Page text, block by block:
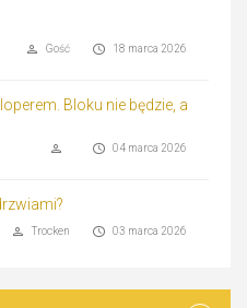
18 marca 2026
Gość
Bloku nie będzie, a
04 marca 2026
03 marca 2026
Trocken